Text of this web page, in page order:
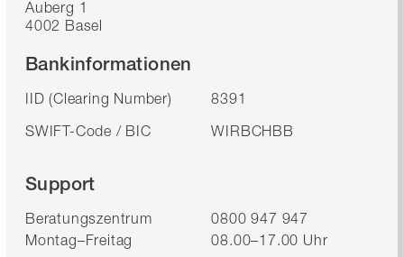
Auberg 1
4002 Basel
Bankinformationen
IID (Clearing Number)
8391
SWIFT-Code / BIC
WIRBCHBB
Support
Beratungszentrum
0800 947 947
Montag–Freitag
08.00–17.00 Uhr